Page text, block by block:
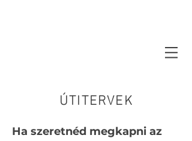
ÚTITERVEK
Ha szeretnéd megkapni az